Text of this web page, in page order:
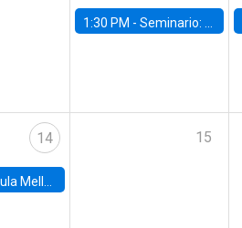
1:30 PM -Seminario: “Recuperando la humanidad para progresar en la era de la IA»
14
Institute of Education and Research
15